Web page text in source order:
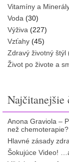
Vitamíny a
Voda (30)
Výživa (227)
Vzťahy (45)
Zdravý životný štýl
Život po živote a
Najčitanejšie
Anona Graviola –
než chemoterapie?
Hlavné zásady
Šokujúce Video!